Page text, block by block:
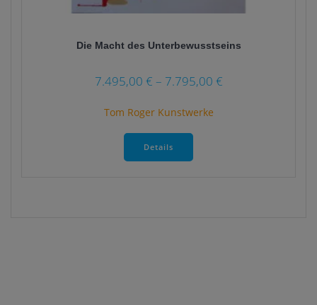
Die Macht des Unterbewusstseins
7.495,00 € – 7.795,00 €
Tom Roger Kunstwerke
Details
Dieses
weist